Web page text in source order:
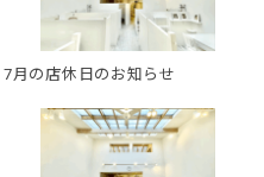
7月の店休日のお知らせ